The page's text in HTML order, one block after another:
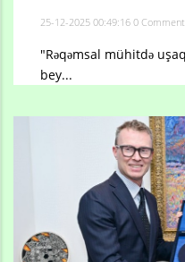
25-12-2025 00:49:16 0
"Rəqəmsal mühitdə
bey...